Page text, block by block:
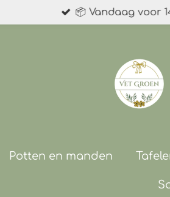
📦 Vandaag voor
Potten en manden